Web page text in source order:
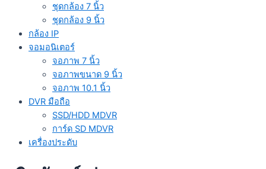
ชุดกล้อง 7 นิ้ว
ชุดกล้อง 9 นิ้ว
กล้อง IP
จอมอนิเตอร์
จอภาพ 7 นิ้ว
จอภาพขนาด 9 นิ้ว
จอภาพ 10.1 นิ้ว
DVR มือถือ
SSD/HDD MDVR
การ์ด SD MDVR
เครื่องประดับ